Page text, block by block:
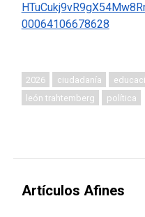
00064106678628
2026 ciudadanía
león trahtemberg
política
Artículos Afines